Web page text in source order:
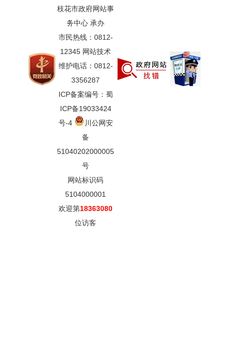
枝花市政府网站事
务中心 承办
市民热线：0812-
12345 网站技术
维护电话：0812-
3356287
ICP备案编号：蜀
ICP备19033424
号-4
川公网安
备
51040202000005
号
网站标识码
5104000001
欢迎第18363080
位访客